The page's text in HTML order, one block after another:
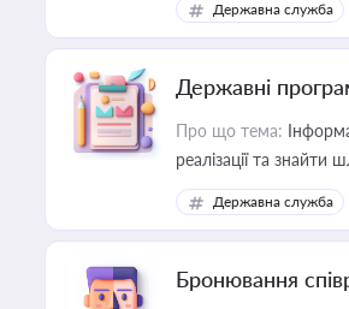
Державна служба
Державні
Про що тема:
реалізації та знайти
Державна служба
Бронювання